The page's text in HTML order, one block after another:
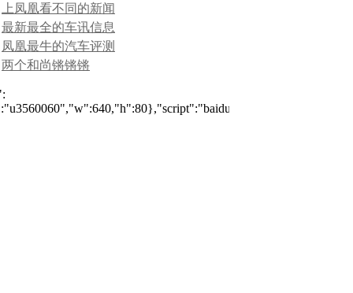
上凤凰看不同的新闻
最新最全的车讯信息
凤凰最牛的汽车评测
两个和尚锵锵锵